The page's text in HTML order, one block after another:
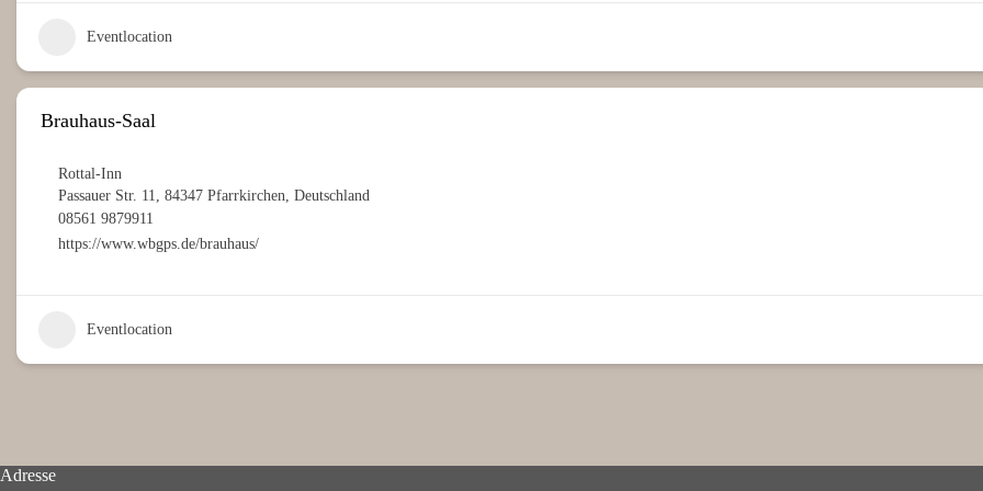
Eventlocation
Brauhaus-Saal
Rottal-Inn
Passauer Str. 11, 84347 Pfarrkirchen, Deutschland
08561 9879911
https://www.wbgps.de/brauhaus/
Eventlocation
Adresse